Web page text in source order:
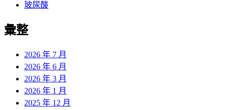
玻尿酸
彙整
2026 年 7 月
2026 年 6 月
2026 年 3 月
2026 年 1 月
2025 年 12 月